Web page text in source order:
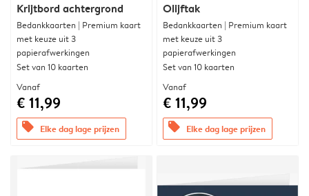
Krijtbord achtergrond
Bedankkaarten | Premium kaart
met keuze uit 3
papierafwerkingen
Set van 10 kaarten
Vanaf
€ 11,99
offers Elke dag lage prijzen
Olijftak
Bedankkaarten | Premium kaart
met keuze uit 3
papierafwerkingen
Set van 10 kaarten
Vanaf
€ 11,99
offers Elke dag lage prijzen